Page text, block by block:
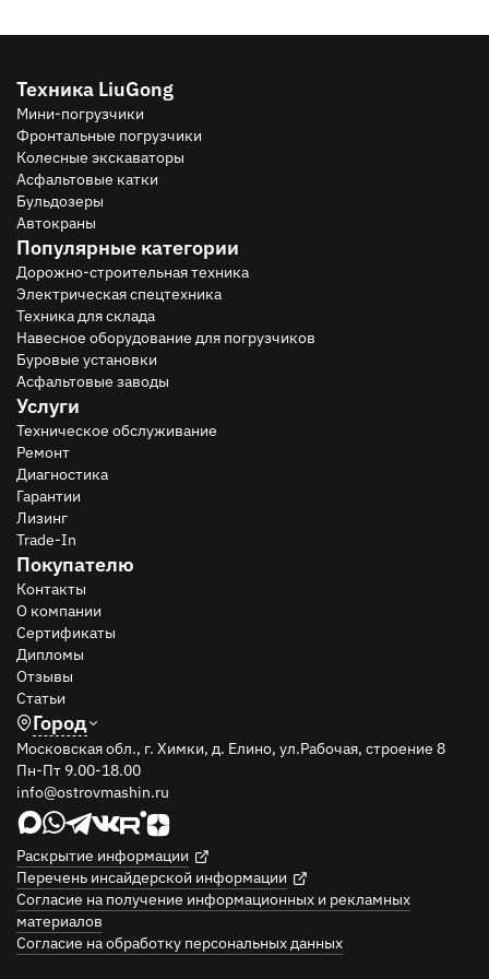
Техника LiuGong
Мини-погрузчики
Фронтальные погрузчики
Колесные экскаваторы
Асфальтовые катки
Бульдозеры
Автокраны
Популярные категории
Дорожно-строительная техника
Электрическая спецтехника
Техника для склада
Навесное оборудование для погрузчиков
Буровые установки
Асфальтовые заводы
Услуги
Техническое обслуживание
Ремонт
Диагностика
Гарантии
Лизинг
Trade-In
Покупателю
Контакты
О компании
Сертификаты
Дипломы
Отзывы
Статьи
Город
Московская обл., г. Химки, д. Елино, ул.Рабочая, строение 8
Пн-Пт 9.00-18.00
info@ostrovmashin.ru
Раскрытие информации
Перечень инсайдерской информации
Согласие на получение информационных и рекламных
материалов
Согласие на обработку персональных данных